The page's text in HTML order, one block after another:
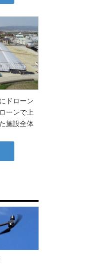
ドローン
ーンで上
施設全体